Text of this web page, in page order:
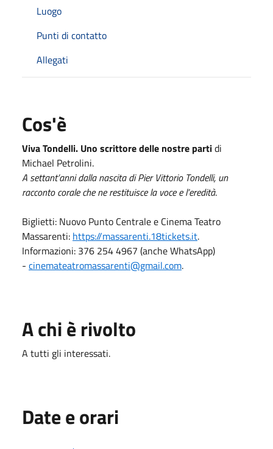
Luogo
Punti di contatto
Allegati
Cos'è
Viva Tondelli. Uno scrittore delle nostre partidi
Michael Petrolini.
A settant’anni dalla nascita di Pier Vittorio Tondelli, un
racconto corale che ne restituisce la voce e l’eredità.
Biglietti: Nuovo Punto Centrale e Cinema Teatro
Massarenti: https://massarenti.18tickets.it.
Informazioni: 376 254 4967 (anche WhatsApp)
- cinemateatromassarenti@gmail.com.
A chi è rivolto
A tutti gli interessati.
Date e orari